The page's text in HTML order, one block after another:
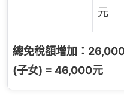
元
總免稅額增加：
(子女) = 46,000元